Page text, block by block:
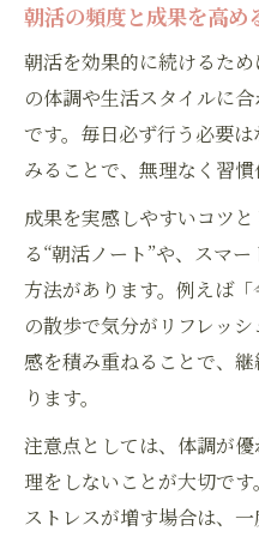
朝活の頻度と成果を高め
朝活を効果的に続けるた
の体調や生活スタイルに
です。毎日必ず行う必要
みることで、無理なく習慣
成果を実感しやすいコツ
る“朝活ノート”や、スマ
方法があります。例えば
の散歩で気分がリフレッ
感を積み重ねることで、
ります。
注意点としては、体調が
理をしないことが大切で
ストレスが増す場合は、